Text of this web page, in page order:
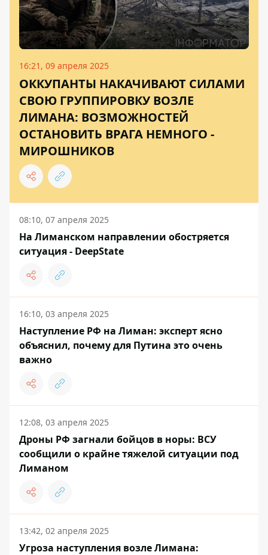
16:21, 09 апреля 2025
ОККУПАНТЫ НАКАЧИВАЮТ СИЛАМИ
СВОЮ ГРУППИРОВКУ ВОЗЛЕ
ЛИМАНА: ВОЗМОЖНОСТЕЙ
ОСТАНОВИТЬ ВРАГА НЕМНОГО -
МИРОШНИКОВ
08:10, 07 апреля 2025
На Лиманском направлении обостряется
ситуация - DeepState
16:10, 03 апреля 2025
Наступление РФ на Лиман: эксперт ясно
объяснил, почему для Путина это очень
важно
12:08, 03 апреля 2025
Дроны РФ загнали бойцов в норы: ВСУ
сообщили о крайне тяжелой ситуации под
Лиманом
13:42, 02 апреля 2025
Угроза наступления возле Лимана: